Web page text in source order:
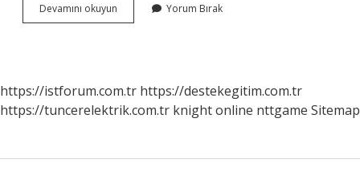
Devamını okuyun Türkiyenin
En
Yorum Bırak
https://istforum.com.tr https://destekegitim.com.tr
https://tuncerelektrik.com.tr knight online nttgame Sitemap